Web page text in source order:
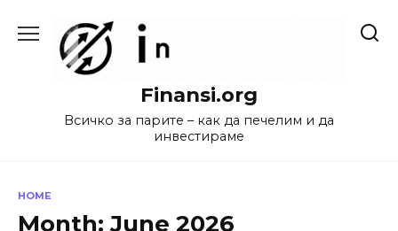
Finansi.org
Всичко за парите – как да печелим и да
инвестираме
HOME
Month:June 2026